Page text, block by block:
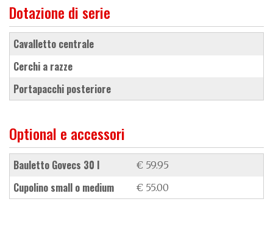
Dotazione di serie
cavalletto centrale
cerchi a razze
portapacchi posteriore
Optional e accessori
bauletto Govecs 30 l € 59.95
cupolino small o medium € 55.00